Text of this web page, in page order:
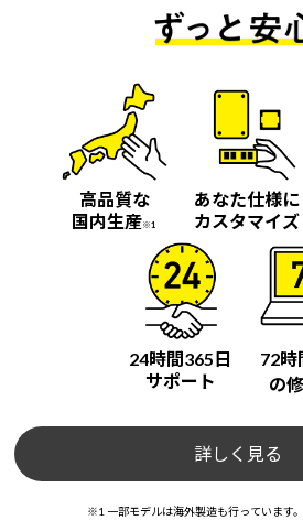
高品質な
国内生産※1
あなた仕様に
カスタマイズ
24時間365日
サポート
72時
の
詳しく見る
※1 一部モデルは海外製造も行っています。